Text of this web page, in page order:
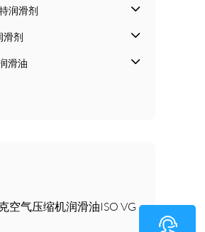
润滑剂
滑剂
滑油
空气压缩机润滑油ISO VG